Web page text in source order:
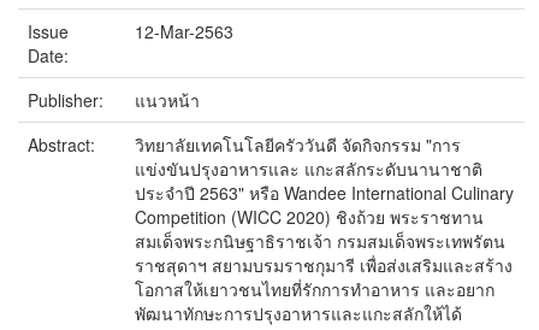
Issue
Date:
12-Mar-2563
Publisher:
แนวหน้า
Abstract:
วิทยาลัยเทคโนโลยีครัววันดี จัดกิจกรรม "การ
แข่งขันปรุงอาหารและ แกะสลักระดับนานาชาติ
ประจำปี 2563" หรือ Wandee International Culinary
Competition (WICC 2020) ชิงถ้วย พระราชทาน
สมเด็จพระกนิษฐาธิราชเจ้า กรมสมเด็จพระเทพรัตน
ราชสุดาฯ สยามบรมราชกุมารี เพื่อส่งเสริมและสร้าง
โอกาสให้เยาวชนไทยที่รักการทำอาหาร และอยาก
พัฒนาทักษะการปรุงอาหารและแกะสลักให้ได้